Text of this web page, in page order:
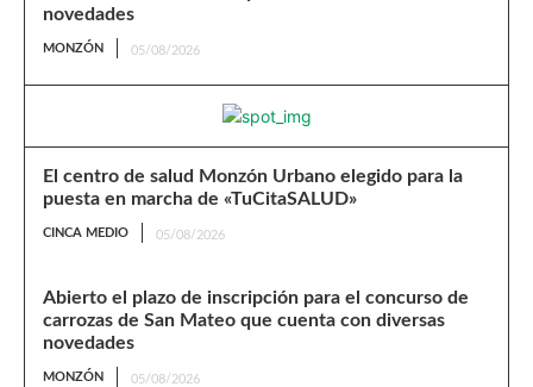
novedades
MONZÓN 05/08/2026
El centro de salud Monzón Urbano elegido para la
puesta en marcha de «TuCitaSALUD»
CINCA MEDIO 05/08/2026
Abierto el plazo de inscripción para el concurso de
carrozas de San Mateo que cuenta con diversas
novedades
MONZÓN 05/08/2026